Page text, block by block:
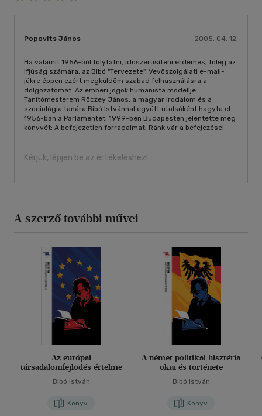
Popovits János 2005. 04. 12.
Ha valamit 1956-ból folytatni, idöszerüsíteni érdemes, föleg az
ifjúság számára, az Bibó "Tervezete". Vevöszolgálati e-mail-
jükre éppen ezért megküldöm szabad felhasználásra a
dolgozatomat: Az emberi jogok humanista modellje.
Tanítómesterem Röczey János, a magyar irodalom és a
szociológia tanára Bibó Istvánnal együtt utolsóként hagyta el
1956-ban a Parlamentet. 1999-ben Budapesten jelentette meg
könyvét: A befejezetlen forradalmat. Ránk vár a befejezése!
Kérjük, lépjen be az értékeléshez!
A szerző további művei
Az európai
társadalomfejlődés értelme
Bibó István
Könyv
A német politikai hisztéria
okai és története
Bibó István
Könyv